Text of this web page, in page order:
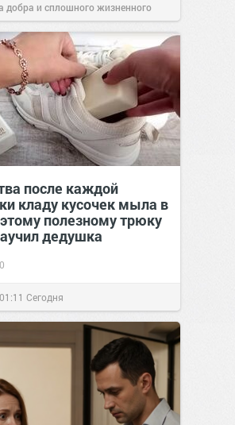
добра и сплошного жизненного
00:28Сегодня
после каждой
кладу кусочек мыла в
полезному трюку
дедушка
0
01:11 Сегодня